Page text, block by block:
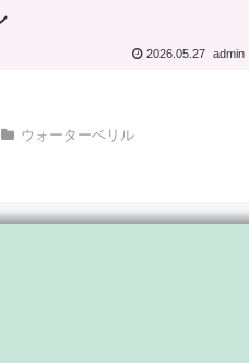
2026.05.27 admin
ウォーターベリル